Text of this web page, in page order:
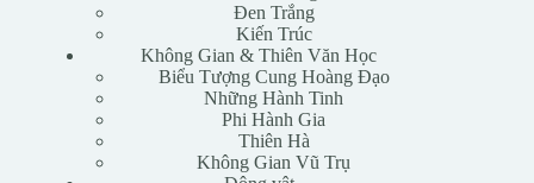
Đen Trắng
Kiến Trúc
Không Gian & Thiên Văn Học
Biểu Tượng Cung Hoàng Đạo
Những Hành Tinh
Phi Hành Gia
Thiên Hà
Không Gian Vũ Trụ